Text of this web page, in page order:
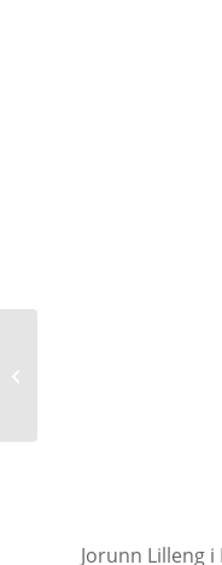
Jorunn Lilleng